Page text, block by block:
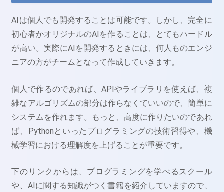
AIは個人でも開発することは可能です。しかし、完全に
初心者かオリジナルのAIを作ることは、とてもハードル
が高い。実際にAIを開発するときには、何人ものエンジ
ニアの方がチームとなって作成していきます。
個人で作るのであれば、APIやライブラリを使えば、複
雑なアルゴリズムの部分は作らなくていいので、簡単に
システムを作れます。もっと、高度に作りたいのであれ
ば、Pythonといったプログラミングの技術習得や、機
械学習における理解度を上げることが重要です。
下のリンクからは、プログラミングを学べるスクール
や、AIに関する知識がつく書籍を紹介していますので、